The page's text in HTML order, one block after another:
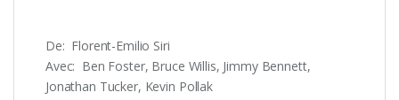
De: ‎ Florent-Emilio Siri
Avec: ‎ Ben Foster, Bruce Willis, Jimmy Bennett,
Jonathan Tucker, Kevin Pollak